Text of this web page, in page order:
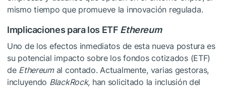
mismo tiempo que promueve la innovación regulada.
Implicaciones para los ETF Ethereum
Uno de los efectos inmediatos de esta nueva postura es
su potencial impacto sobre los fondos cotizados (ETF)
de Ethereumal contado. Actualmente, varias gestoras,
incluyendo BlackRock, han solicitado la inclusión del